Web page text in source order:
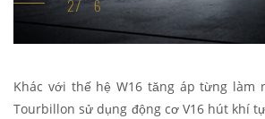
Khác với thế hệ W16 tăng áp từng làm
Tourbillon sử dụng động cơ V16 hút khí